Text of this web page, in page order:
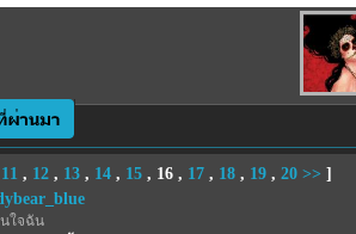
11 , 12, 13, 14, 15, 16, 17, 18, 19, 20 >> ]
ใจฉัน